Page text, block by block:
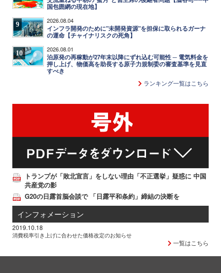
国包囲網の現在地】
9 2026.08.04
インフラ開発のために"未開発資源"を担保に取られるガーナ
の運命【チャイナリスクの死角】
10 2026.08.01
泊原発の再稼動が27年末以降にずれ込む可能性 ─ 電気料金を
押し上げ、物価高を助長する原子力規制委の審査基準を見直
すべき
ランキング一覧はこちら
トランプが「敗北宣言」をしない理由「不正選挙」疑惑に 中国
共産党の影
G20の日露首脳会談で 「日露平和条約」締結の決断を
インフォメーション
2019.10.18
消費税率引き上げに合わせた価格改定のお知らせ
一覧はこちら